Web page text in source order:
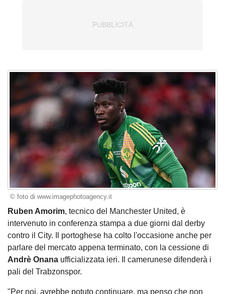
© foto di www.imagephotoagency.it
Ruben Amorim, tecnico del Manchester United, è
intervenuto in conferenza stampa a due giorni dal derby
contro il City. Il portoghese ha colto l'occasione anche per
parlare del mercato appena terminato, con la cessione di
Andrè Onana ufficializzata ieri. Il camerunese difenderà i
pali del Trabzonspor.
"Per noi, avrebbe potuto continuare, ma penso che non